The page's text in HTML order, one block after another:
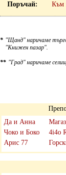
Към
* "Щанд" наричаме
"Книжен пазар".
** "Град" наричаме
Да и Анна
Чоко и Боко
Арис 77
4i4o